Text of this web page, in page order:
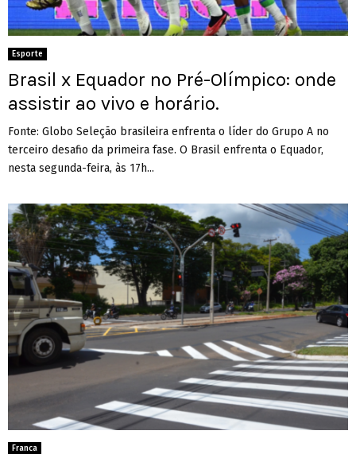
Esporte
Brasil x Equador no Pré-Olímpico: onde
assistir ao vivo e horário.
Fonte: Globo Seleção brasileira enfrenta o líder do Grupo A no
terceiro desafio da primeira fase. O Brasil enfrenta o Equador,
nesta segunda-feira, às 17h...
Franca